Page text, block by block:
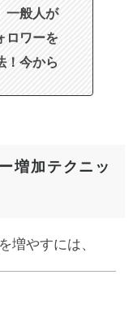
一般人が
ロワーを
！今から
増加テクニッ
増やすには、